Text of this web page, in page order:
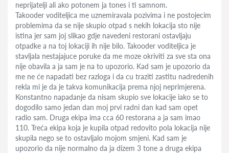
neprijatelji ali ako potonem ja tones i ti samnom.
Takooder voditeljica me uznemiravala pozivima i ne postojecim
problemima da se nije skupio otpad s nekih lokacija sto nije
istina jer sam joj slikao gdje navedeni restorani ostavljaju
otpadke a na toj lokaciji ih nije bilo. Takooder voditeljica je
stavljala nestajajuce poruke da me moze okriviti za sve sta ona
nije obavila a ja sam je na to upozorio. Kad sam je upozorio da
me ne će napadati bez razloga i da cu traziti zastitu nadredenih
rekla mi je da je takva komunikacija prema njoj neprimjerena.
Konstantno napadanje da nisam skupio sve lokacije iako se to
dogodilo samo jedan dan moj prvi radni dan kad sam opet
radio sam. Druga ekipa ima cca 60 restorana a ja sam imao
110. Treća ekipa koja je kupila otpad redovito pola lokacija nije
skupila nego se to ostavljalo mojom smjeni. Kad sam je
upozorio da nije normalno da ja dizem 3 tone a druga ekipa